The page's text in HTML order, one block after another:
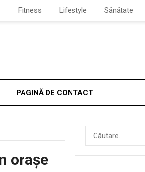
Fitness Lifestyle Sănătate
PAGINĂ DE CONTACT
orașe
Caută
după: